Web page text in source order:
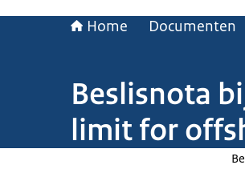
Home Documenten
Beslisnota
limit for